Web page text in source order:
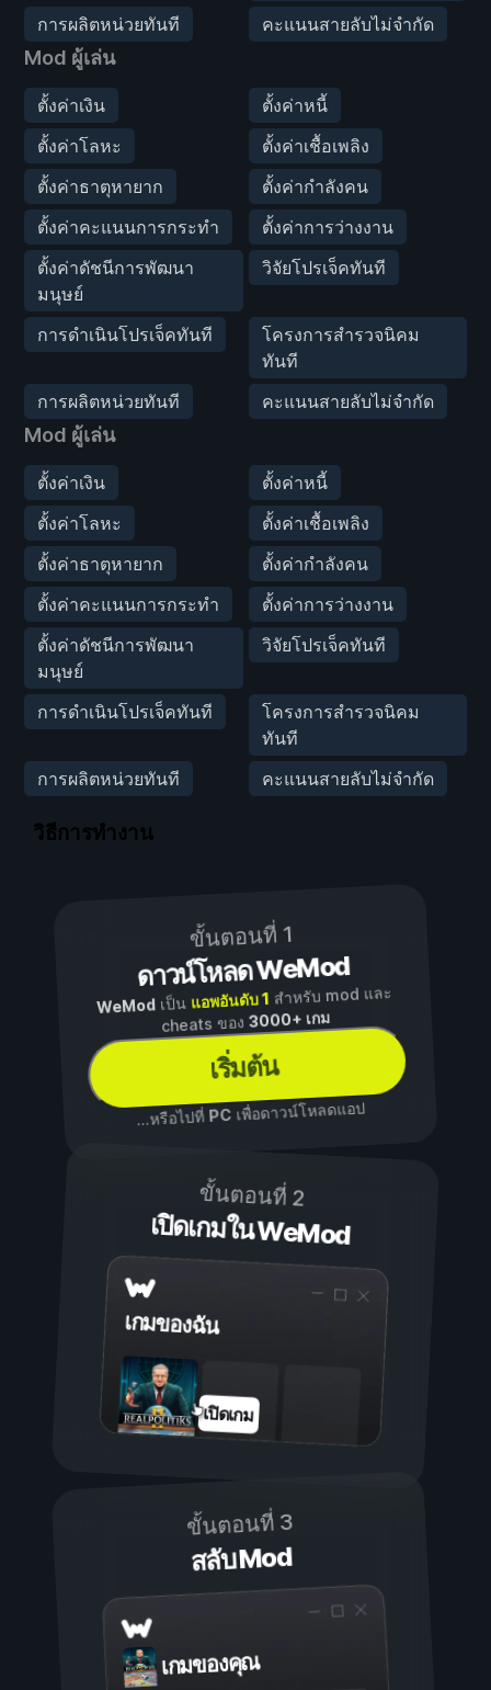
การผลิตหน่วยทันที
คะแนนสายลับไม่จำกัด
Mod ผู้เล่น
ตั้งค่าเงิน
ตั้งค่าหนี้
ตั้งค่าโลหะ
ตั้งค่าเชื้อเพลิง
ตั้งค่าธาตุหายาก
ตั้งค่ากำลังคน
ตั้งค่าคะแนนการกระทำ
ตั้งค่าการว่างงาน
ตั้งค่าดัชนีการพัฒนา
มนุษย์
วิจัยโปรเจ็คทันที
การดำเนินโปรเจ็คทันที
โครงการสำรวจนิคม
ทันที
การผลิตหน่วยทันที
คะแนนสายลับไม่จำกัด
Mod ผู้เล่น
ตั้งค่าเงิน
ตั้งค่าหนี้
ตั้งค่าโลหะ
ตั้งค่าเชื้อเพลิง
ตั้งค่าธาตุหายาก
ตั้งค่ากำลังคน
ตั้งค่าคะแนนการกระทำ
ตั้งค่าการว่างงาน
ตั้งค่าดัชนีการพัฒนา
มนุษย์
วิจัยโปรเจ็คทันที
การดำเนินโปรเจ็คทันที
โครงการสำรวจนิคม
ทันที
การผลิตหน่วยทันที
คะแนนสายลับไม่จำกัด
วิธีการทำงาน
ขั้นตอนที่ 1
ดาวน์โหลด WeMod
WeModเป็น แอพอันดับ 1 สำหรับ mod และ
cheats ของ3000+ เกม
เริ่มต้น
...หรือไปที่ PCเพื่อดาวน์โหลดแอป
ขั้นตอนที่ 2
เปิดเกมใน WeMod
เกมของฉัน
เปิดเกม
ขั้นตอนที่ 3
สลับ Mod
เกมของคุณ